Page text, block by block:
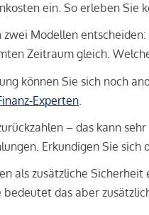
ein. So erleben Sie
Modellen entscheiden:
Zeitraum gleich.
können Sie sich noch
Experten
– das kann
Erkundigen Sie sich
als zusätzliche Sicherheit
das aber